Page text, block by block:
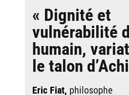
« Dignité et
vulnérabilité
humain,
le talon
Eric Fiat, philosophe